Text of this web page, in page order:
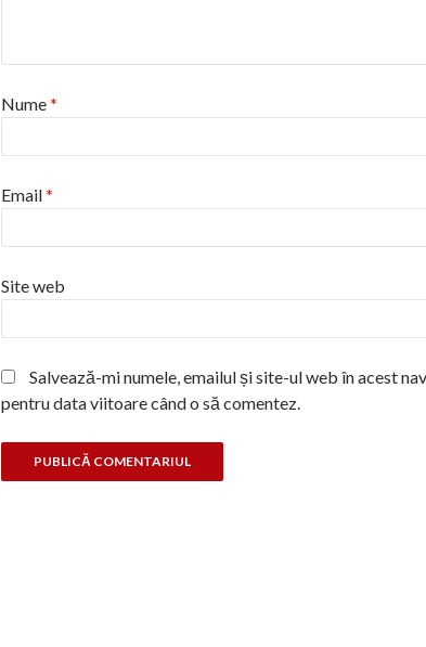
Nume*
Email*
Site web
Salvează-mi numele, emailul și site-ul web în acest
pentru data viitoare când o să comentez.